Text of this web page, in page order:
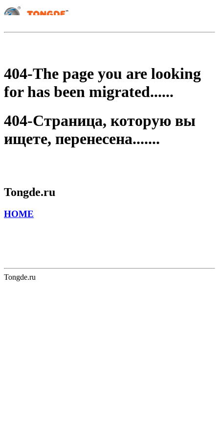
404-The page you are looking
for has been migrated......
404-Страница, которую вы
ищете, перенесена.......
Tongde.ru
HOME
Tongde.ru